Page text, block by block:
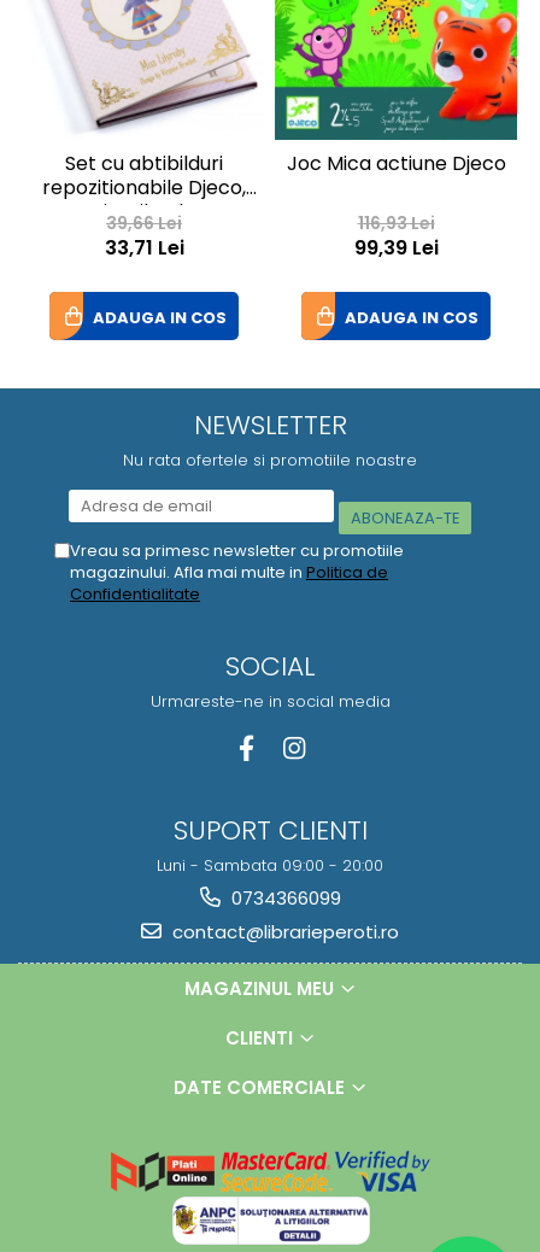
Set cu abtibilduri
repozitionabile Djeco,
Miss Lilyruby
39,66 Lei
33,71 Lei
ADAUGA IN COS
Joc Mica actiune Djeco
116,93 Lei
99,39 Lei
ADAUGA IN COS
NEWSLETTER
Nu rata ofertele si promotiile noastre
Vreau sa primesc newsletter cu promotiile
magazinului. Afla mai multe in Politica de
Confidentialitate
SOCIAL
Urmareste-ne in social media
SUPORT CLIENTI
Luni - Sambata 09:00 - 20:00
0734366099
contact@librarieperoti.ro
MAGAZINUL MEU
CLIENTI
DATE COMERCIALE